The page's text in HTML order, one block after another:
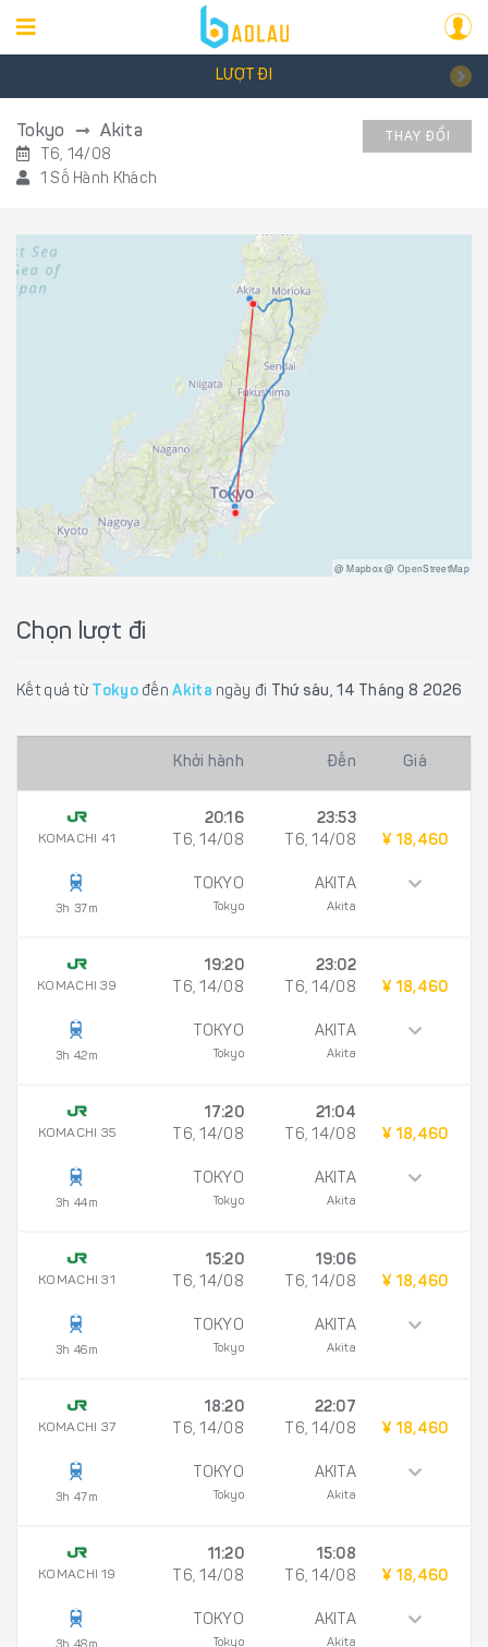
LƯỢT ĐI
Tokyo Akita
T6, 14/08
1 Số Hành Khách
THAY ĐỔI
@ Mapbox @ OpenStreetMap
Chọn lượt đi
Kết quả từ TokyođếnAkita ngày đi Thứ sáu, 14 Tháng 8 2026
Khởi hành Đến Giá
KOMACHI 41
3h 37m
20:16
T6, 14/08
TOKYO
Tokyo
23:53
T6, 14/08
AKITA
Akita
¥ 18,460
KOMACHI 39
3h 42m
19:20
T6, 14/08
TOKYO
Tokyo
23:02
T6, 14/08
AKITA
Akita
¥ 18,460
KOMACHI 35
3h 44m
17:20
T6, 14/08
TOKYO
Tokyo
21:04
T6, 14/08
AKITA
Akita
¥ 18,460
KOMACHI 31
3h 46m
15:20
T6, 14/08
TOKYO
Tokyo
19:06
T6, 14/08
AKITA
Akita
¥ 18,460
KOMACHI 37
3h 47m
18:20
T6, 14/08
TOKYO
Tokyo
22:07
T6, 14/08
AKITA
Akita
¥ 18,460
KOMACHI 19
11:20
T6, 14/08
TOKYO
Tokyo
15:08
T6, 14/08
AKITA
Akita
¥ 18,460